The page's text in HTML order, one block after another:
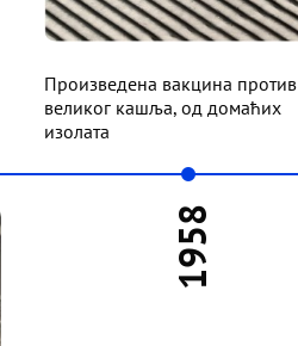
1958
Произведена вакцина против
великог кашља, од домаћих
изолата